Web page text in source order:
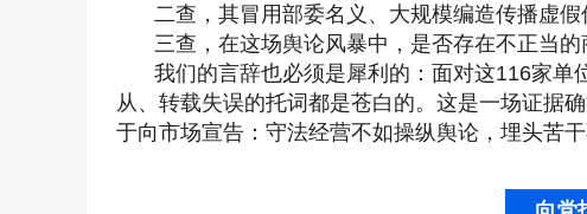
二查，其冒用部委名义、大规模编造传播虚
三查，在这场舆论风暴中，是否存在不正当
我们的言辞也必须是犀利的：面对这116家
从、转载失误的托词都是苍白的。这是一场证据
于向市场宣告：守法经营不如操纵舆论，埋头苦干